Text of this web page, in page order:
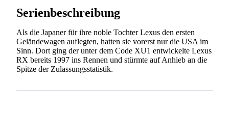
Serienbeschreibung
Als die Japaner für ihre noble Tochter Lexus den ersten
Geländewagen auflegten, hatten sie vorerst nur die USA im
Sinn. Dort ging der unter dem Code XU1 entwickelte Lexus
RX bereits 1997 ins Rennen und stürmte auf Anhieb an die
Spitze der Zulassungsstatistik.